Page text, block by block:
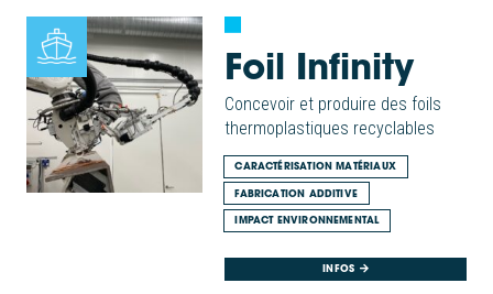
Foil Infinity
Concevoir et produire des foils
thermoplastiques recyclables
CARACTÉRISATION MATÉRIAUX
FABRICATION ADDITIVE
IMPACT ENVIRONNEMENTAL
INFOS